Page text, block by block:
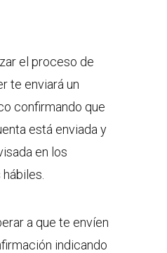
el proceso de
te enviará un
confirmando que
está enviada y
en los
a que te envíen
indicando